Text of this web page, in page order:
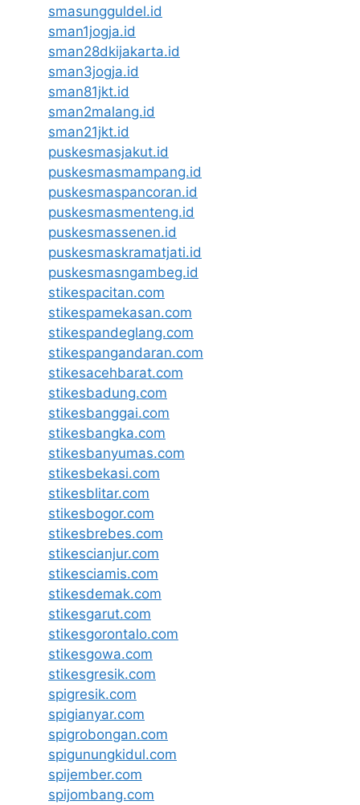
smasungguldel.id
sman1jogja.id
sman28dkijakarta.id
sman3jogja.id
sman81jkt.id
sman2malang.id
sman21jkt.id
puskesmasjakut.id
puskesmasmampang.id
puskesmaspancoran.id
puskesmasmenteng.id
puskesmassenen.id
puskesmaskramatjati.id
puskesmasngambeg.id
stikespacitan.com
stikespamekasan.com
stikespandeglang.com
stikespangandaran.com
stikesacehbarat.com
stikesbadung.com
stikesbanggai.com
stikesbangka.com
stikesbanyumas.com
stikesbekasi.com
stikesblitar.com
stikesbogor.com
stikesbrebes.com
stikescianjur.com
stikesciamis.com
stikesdemak.com
stikesgarut.com
stikesgorontalo.com
stikesgowa.com
stikesgresik.com
spigresik.com
spigianyar.com
spigrobongan.com
spigunungkidul.com
spijember.com
spijombang.com